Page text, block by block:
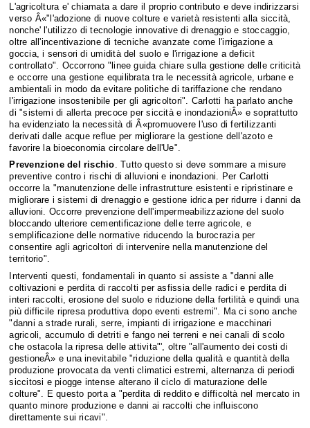
L'agricoltura e' chiamata a dare il proprio contributo e deve indirizzarsi
verso Â«"l'adozione di nuove colture e varietà resistenti alla siccità,
nonche' l'utilizzo di tecnologie innovative di drenaggio e stoccaggio,
oltre all'incentivazione di tecniche avanzate come l'irrigazione a
goccia, i sensori di umidità del suolo e l'irrigazione a deficit
controllato". Occorrono "linee guida chiare sulla gestione delle criticità
e occorre una gestione equilibrata tra le necessità agricole, urbane e
ambientali in modo da evitare politiche di tariffazione che rendano
l'irrigazione insostenibile per gli agricoltori". Carlotti ha parlato anche
di "sistemi di allerta precoce per siccità e inondazioniÂ» e soprattutto
ha evidenziato la necessità di Â«promuovere l'uso di fertilizzanti
derivati dalle acque reflue per migliorare la gestione dell'azoto e
favorire la bioeconomia circolare dell'Ue".
Prevenzione del rischio. Tutto questo si deve sommare a misure
preventive contro i rischi di alluvioni e inondazioni. Per Carlotti
occorre la "manutenzione delle infrastrutture esistenti e ripristinare e
migliorare i sistemi di drenaggio e gestione idrica per ridurre i danni da
alluvioni. Occorre prevenzione dell'impermeabilizzazione del suolo
bloccando ulteriore cementificazione delle terre agricole, e
semplificazione delle normative riducendo la burocrazia per
consentire agli agricoltori di intervenire nella manutenzione del
territorio".
Interventi questi, fondamentali in quanto si assiste a "danni alle
coltivazioni e perdita di raccolti per asfissia delle radici e perdita di
interi raccolti, erosione del suolo e riduzione della fertilità e quindi una
più difficile ripresa produttiva dopo eventi estremi". Ma ci sono anche
"danni a strade rurali, serre, impianti di irrigazione e macchinari
agricoli, accumulo di detriti e fango nei terreni e nei canali di scolo
che ostacola la ripresa delle attivita"', oltre "all'aumento dei costi di
gestioneÂ» e una inevitabile "riduzione della qualità e quantità della
produzione provocata da venti climatici estremi, alternanza di periodi
siccitosi e piogge intense alterano il ciclo di maturazione delle
colture". E questo porta a "perdita di reddito e difficoltà nel mercato in
quanto minore produzione e danni ai raccolti che influiscono
direttamente sui ricavi".